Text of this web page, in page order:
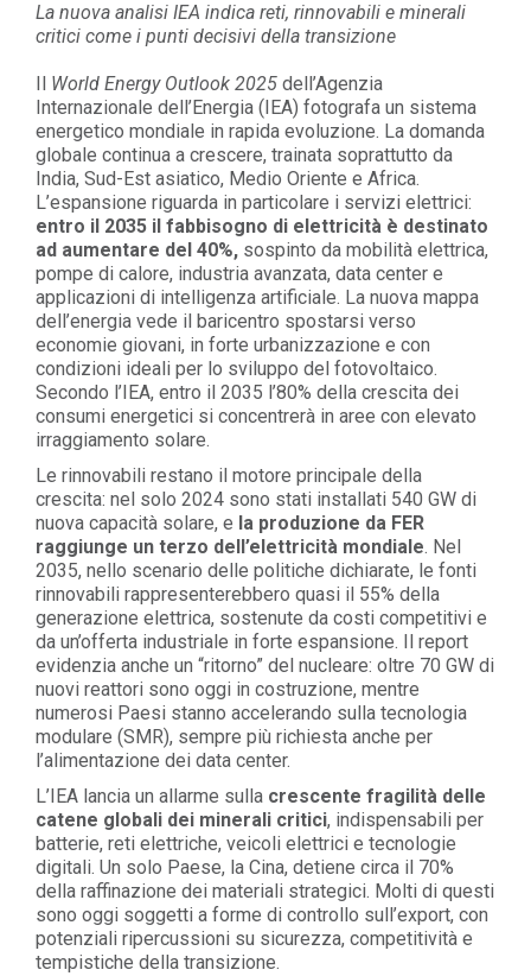
La nuova analisi IEA indica reti, rinnovabili e minerali
critici come i punti decisivi della transizione
World Energy Outlook 2025 dell’Agenzia
Internazionale dell’Energia (IEA) fotografa un sistema
energetico mondiale in rapida evoluzione. La domanda
globale continua a crescere, trainata soprattutto da
India, Sud-Est asiatico, Medio Oriente e Africa.
L’espansione riguarda in particolare i servizi elettrici:
entro il 2035 il fabbisogno di elettricità è destinato
ad aumentare del 40%, sospinto da mobilità elettrica,
pompe di calore, industria avanzata, data center e
applicazioni di intelligenza artificiale. La nuova mappa
dell’energia vede il baricentro spostarsi verso
economie giovani, in forte urbanizzazione e con
condizioni ideali per lo sviluppo del fotovoltaico.
Secondo l’IEA, entro il 2035 l’80% della crescita dei
consumi energetici si concentrerà in aree con elevato
irraggiamento solare.
Le rinnovabili restano il motore principale della
crescita: nel solo 2024 sono stati installati 540 GW di
nuova capacità solare, e la produzione da FER
raggiunge un terzo dell’elettricità mondiale. Nel
2035, nello scenario delle politiche dichiarate, le fonti
rinnovabili rappresenterebbero quasi il 55% della
generazione elettrica, sostenute da costi competitivi e
da un’offerta industriale in forte espansione. Il report
evidenzia anche un “ritorno” del nucleare: oltre 70 GW di
nuovi reattori sono oggi in costruzione, mentre
numerosi Paesi stanno accelerando sulla tecnologia
modulare (SMR), sempre più richiesta anche per
l’alimentazione dei data center.
L’IEA lancia un allarme sulla crescente fragilità delle
catene globali dei minerali critici, indispensabili per
batterie, reti elettriche, veicoli elettrici e tecnologie
digitali. Un solo Paese, la Cina, detiene circa il 70%
della raffinazione dei materiali strategici. Molti di questi
sono oggi soggetti a forme di controllo sull’export, con
potenziali ripercussioni su sicurezza, competitività e
tempistiche della transizione.